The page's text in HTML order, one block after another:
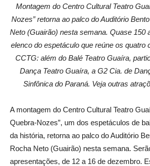
Montagem do Centro Cultural Teatro
Nozes” retorna ao palco do Auditório
Neto (Guairão) nesta semana. Quase 150
elenco do espetáculo que reúne os quatro
CCTG: além do Balé Teatro Guaíra,
Dança Teatro Guaíra, a G2 Cia. de
Sinfônica do Paraná. Veja outras
A montagem do Centro Cultural Teatro
Quebra-Nozes”, um dos espetáculos de
da história, retorna ao palco do Auditório
Rocha Neto (Guairão) nesta semana.
apresentações, de 12 a 16 de dezembro.